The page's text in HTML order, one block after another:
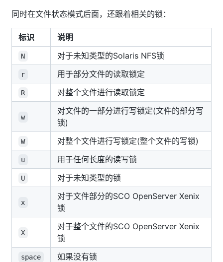
同时在文件状态模式后面，还跟着相关的锁：
标识 说明
N 对于未知类型的Solaris NFS锁
r 用于部分文件的读取锁定
R 对整个文件进行读取锁定
w
对文件的一部分进行写锁定(文件的部分写
锁)
W 对整个文件进行写锁定(整个文件的写锁)
u 用于任何长度的读写锁
U 对于未知类型的锁
x
对于文件部分的SCO OpenServer Xenix
锁
X
对于整个文件的SCO OpenServer Xenix
锁
space 如果没有锁